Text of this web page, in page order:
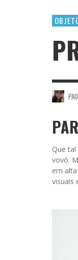
Que
vovó.
em
visuais